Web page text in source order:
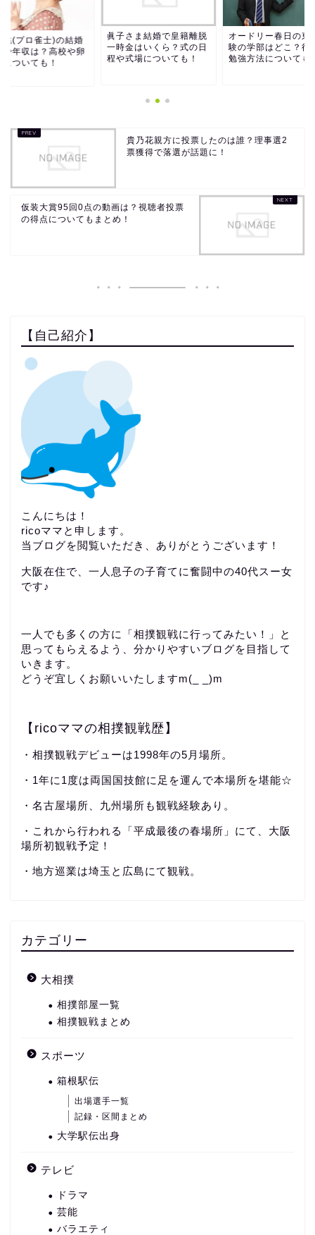
桃(プロ雀士)の結婚
や年収は？高校や卵
についても！
眞子さま結婚で皇籍離脱
一時金はいくら？式の日
程や式場についても！
オードリー春日の東
験の学部はどこ？得
勉強方法についても
貴乃花親方に投票したのは誰？理事選2
票獲得で落選が話題に！
仮装大賞95回0点の動画は？視聴者投票
の得点についてもまとめ！
【自己紹介】
こんにちは！
ricoママと申します。
当ブログを閲覧いただき、ありがとうございます！
大阪在住で、一人息子の子育てに奮闘中の40代スー女
です♪
一人でも多くの方に「相撲観戦に行ってみたい！」と
思ってもらえるよう、分かりやすいブログを目指して
いきます。
どうぞ宜しくお願いいたしますm(_ _)m
【ricoママの相撲観戦歴】
・相撲観戦デビューは1998年の5月場所。
・1年に1度は両国国技館に足を運んで本場所を堪能☆
・名古屋場所、九州場所も観戦経験あり。
・これから行われる「平成最後の春場所」にて、大阪
場所初観戦予定！
・地方巡業は埼玉と広島にて観戦。
カテゴリー
大相撲
相撲部屋一覧
相撲観戦まとめ
スポーツ
箱根駅伝
出場選手一覧
記録・区間まとめ
大学駅伝出身
テレビ
ドラマ
芸能
バラエティ